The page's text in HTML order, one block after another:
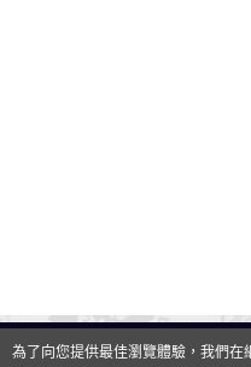
QooApp
為了向您提供最佳瀏覽體驗，我們